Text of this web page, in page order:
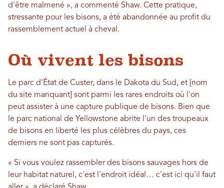
d'être malmené », a commenté Shaw. Cette pratique,
stressante pour les bisons, a été abandonnée au profit du
rassemblement actuel à cheval.
Où vivent les bisons
Le parc d'État de Custer, dans le Dakota du Sud, et [nom
du site manquant] sont parmi les rares endroits où l'on
peut assister à une capture publique de bisons. Bien que
le parc national de Yellowstone abrite l'un des troupeaux
de bisons en liberté les plus célèbres du pays, ces
derniers ne sont pas capturés.
« Si vous voulez rassembler des bisons sauvages hors de
leur habitat naturel, c'est l'endroit idéal… c'est ici qu'il faut